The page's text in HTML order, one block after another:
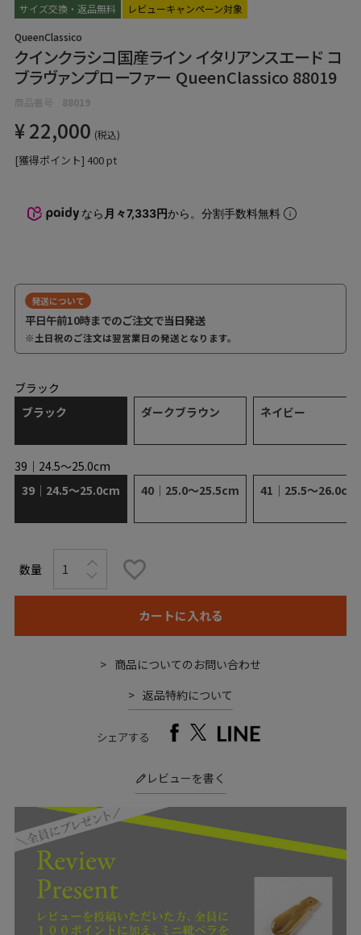
サイズ交換・返品無料 レビューキャンペーン対象
QueenClassico
クインクラシコ国産ライン イタリアンスエード コ
ブラヴァンプローファー QueenClassico 88019
商品番号 88019
¥22,000 税込
[獲得ポイント] 400 pt
なら 月々7,333円から。分割手数料無料
発送について
平日午前10時までのご注文で当日発送
※土日祝のご注文は翌営業日の発送となります。
39｜24.5～25.0cm
39｜24.5～25.0cm
40｜25.0～25.5cm 41｜25.5～26.0cm
ブラック
ブラック
ダークブラウン ネイビー
カートに入れる
商品についてのお問い合わせ
返品特約について
シェアする
レビューを書く